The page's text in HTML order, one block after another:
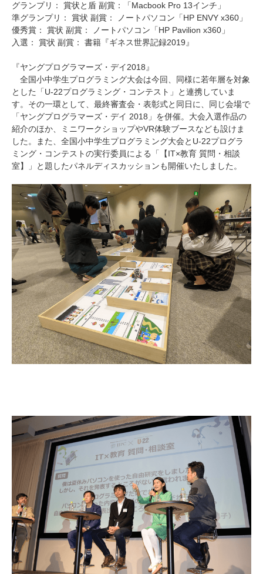
グランプリ： 賞状と盾 副賞：「Macbook Pro 13インチ」
準グランプリ： 賞状 副賞： ノートパソコン「HP ENVY x360」
優秀賞： 賞状 副賞： ノートパソコン「HP Pavilion x360」
入選： 賞状 副賞： 書籍『ギネス世界記録2019』
『ヤングプログラマーズ・デイ2018』
全国小中学生プログラミング大会は今回、同様に若年層を対象
とした「U-22プログラミング・コンテスト」と連携していま
す。その一環として、最終審査会・表彰式と同日に、同じ会場で
「ヤングプログラマーズ・デイ 2018」を併催。大会入選作品の
紹介のほか、ミニワークショップやVR体験ブースなども設けま
した。また、全国小中学生プログラミング大会とU-22プログラ
ミング・コンテストの実行委員による「【IT×教育 質問・相談
室】」と題したパネルディスカッションも開催いたしました。